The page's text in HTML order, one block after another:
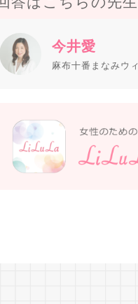
今井愛
麻布十番まなみウ